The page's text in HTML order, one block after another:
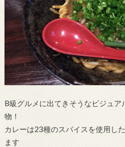
B級グルメに出てきそうなビジュ
物！
カレーは23種のスパイスを使用し
ます